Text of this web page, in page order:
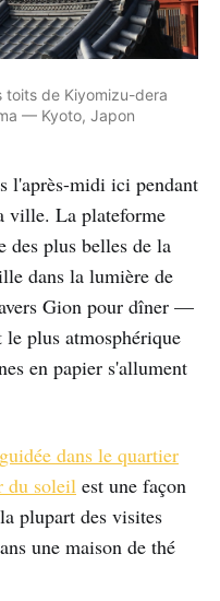
toits de Kiyomizu-dera
— Kyoto, Japon
l'après-midi ici pendant
ville. La plateforme
des plus belles de la
dans la lumière de
Gion pour dîner —
le plus atmosphérique
en papier s'allument
dans le quartier
du soleil est une façon
plupart des visites
une maison de thé